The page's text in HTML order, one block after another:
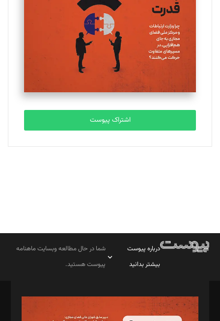
تحریریه
ملینا جعفری
تحریریه
مصطفی مسجدی آرانی
تحریریه
بابک نقاش
تحریریه
اشتراک پیوست
درباره پیوست
بیشتر بدانید
شما در حال مطالعه وبسایت ماهنامه
پیوست هستید.
مدیر مسئول: محمدباقر اثنی‌عشری
سردبیر: مهرک محمودی